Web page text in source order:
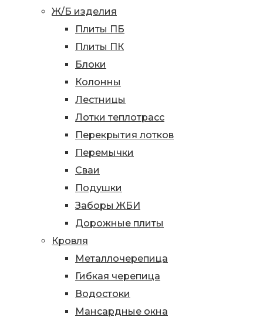
Ж/Б изделия
Плиты ПБ
Плиты ПК
Блоки
Колонны
Лестницы
Лотки теплотрасс
Перекрытия лотков
Перемычки
Сваи
Подушки
Заборы ЖБИ
Дорожные плиты
Кровля
Металлочерепица
Гибкая черепица
Водостоки
Мансардные окна